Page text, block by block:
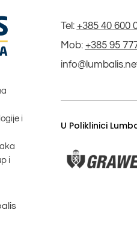
i
i
Tel: +385 40 600
Mob: +385 95
U Poliklinici